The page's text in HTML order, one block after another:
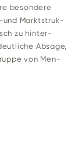
beson­dere
und Markt­struk­
zu hin­ter­
Absage,
von Men­